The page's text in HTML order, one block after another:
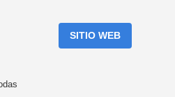
SITIO WEB